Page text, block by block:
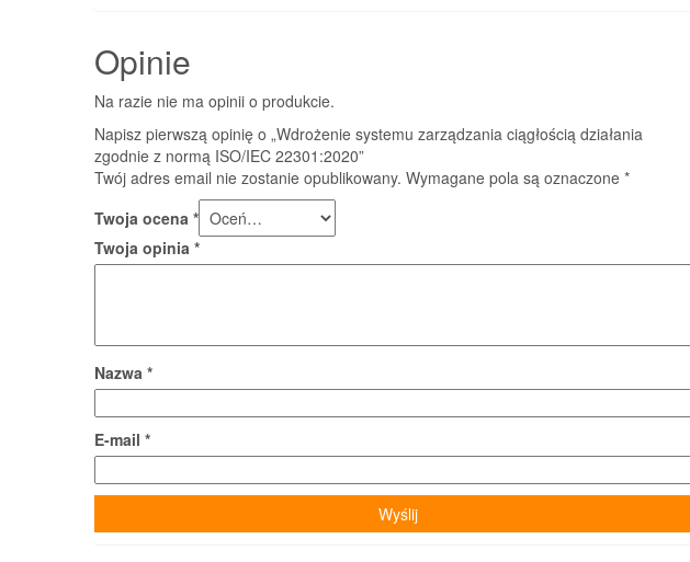
Opinie
Na razie nie ma opinii o produkcie.
Napisz pierwszą opinię o „Wdrożenie systemu zarządzania ciągłością działania
zgodnie z normą ISO/IEC 22301:2020”
Twój adres email nie zostanie opublikowany. Wymagane pola są oznaczone *
Twoja ocena *
Twoja opinia *
Nazwa *
E-mail *